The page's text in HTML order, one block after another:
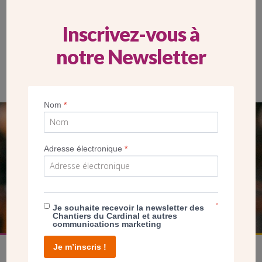
Les murs et les voutes de l’église qui n’avaient jamais été
SEUL VOTRE DON
NOUS PERMET D’AGIR
FAIRE UN DON
Inscrivez-vous à
notre Newsletter
Nom*
Adresse électronique*
Je souhaite recevoir la newsletter des
Chantiers du Cardinal et autres
communications marketing
*
Je m’inscris !